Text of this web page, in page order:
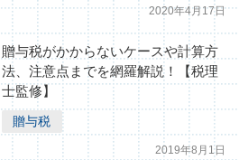
2020年4月17日
贈与税がかからないケースや計算方
法、注意点までを網羅解説！【税理
士監修】
贈与税
2019年8月1日